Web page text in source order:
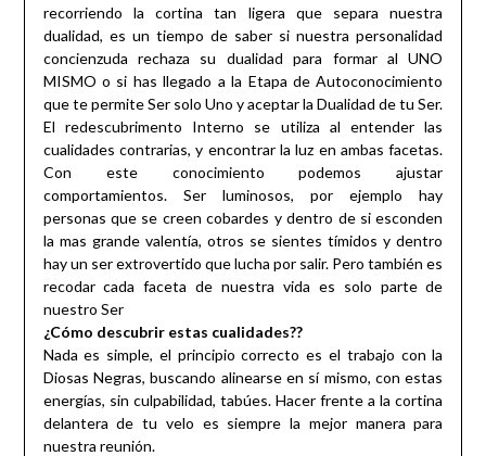
recorriendo la cortina tan ligera que separa nuestra
dualidad, es un tiempo de saber si nuestra personalidad
concienzuda rechaza su dualidad para formar al UNO
MISMO o si has llegado a la Etapa de Autoconocimiento
que te permite Ser solo Uno y aceptar la Dualidad de tu Ser.
El redescubrimento Interno se utiliza al entender las
cualidades contrarias, y encontrar la luz en ambas facetas.
Con este conocimiento podemos ajustar
comportamientos. Ser luminosos, por ejemplo hay
personas que se creen cobardes y dentro de si esconden
la mas grande valentía, otros se sientes tímidos y dentro
hay un ser extrovertido que lucha por salir. Pero también es
recodar cada faceta de nuestra vida es solo parte de
nuestro Ser
¿Cómo descubrir estas cualidades??
Nada es simple, el principio correcto es el trabajo con la
Diosas Negras, buscando alinearse en sí mismo, con estas
energías, sin culpabilidad, tabúes. Hacer frente a la cortina
delantera de tu velo es siempre la mejor manera para
nuestra reunión.